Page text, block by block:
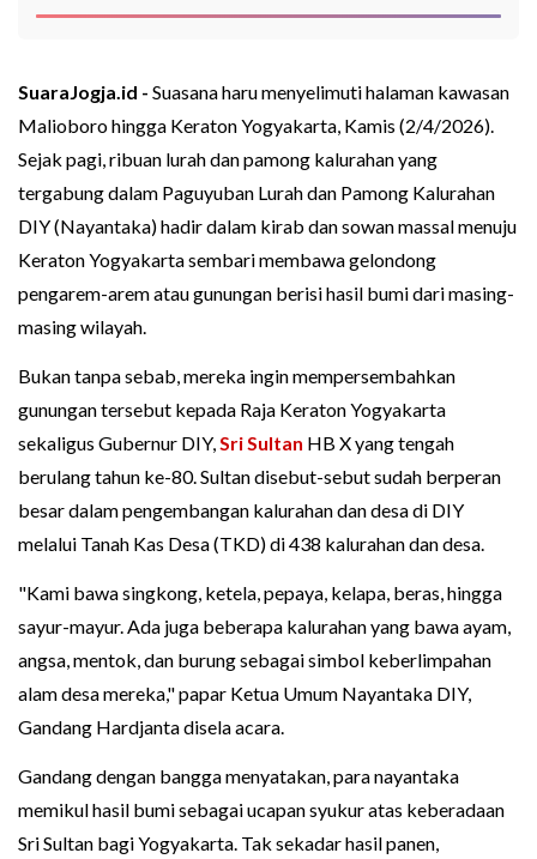
SuaraJogja.id - Suasana haru menyelimuti halaman kawasan
Malioboro hingga Keraton Yogyakarta, Kamis (2/4/2026).
Sejak pagi, ribuan lurah dan pamong kalurahan yang
tergabung dalam Paguyuban Lurah dan Pamong Kalurahan
DIY (Nayantaka) hadir dalam kirab dan sowan massal menuju
Keraton Yogyakarta sembari membawa gelondong
pengarem-arem atau gunungan berisi hasil bumi dari masing-
masing wilayah.
Bukan tanpa sebab, mereka ingin mempersembahkan
gunungan tersebut kepada Raja Keraton Yogyakarta
sekaligus Gubernur DIY,Sri Sultan HB X yang tengah
berulang tahun ke-80. Sultan disebut-sebut sudah berperan
besar dalam pengembangan kalurahan dan desa di DIY
melalui Tanah Kas Desa (TKD) di 438 kalurahan dan desa.
"Kami bawa singkong, ketela, pepaya, kelapa, beras, hingga
sayur-mayur. Ada juga beberapa kalurahan yang bawa ayam,
angsa, mentok, dan burung sebagai simbol keberlimpahan
alam desa mereka," papar Ketua Umum Nayantaka DIY,
Gandang Hardjanta disela acara.
Gandang dengan bangga menyatakan, para nayantaka
memikul hasil bumi sebagai ucapan syukur atas keberadaan
Sri Sultan bagi Yogyakarta. Tak sekadar hasil panen,